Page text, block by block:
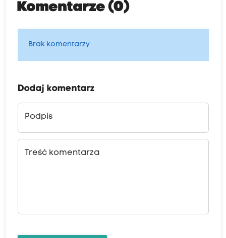
Komentarze (0)
Brak komentarzy
Dodaj komentarz
Podpis
Treść komentarza